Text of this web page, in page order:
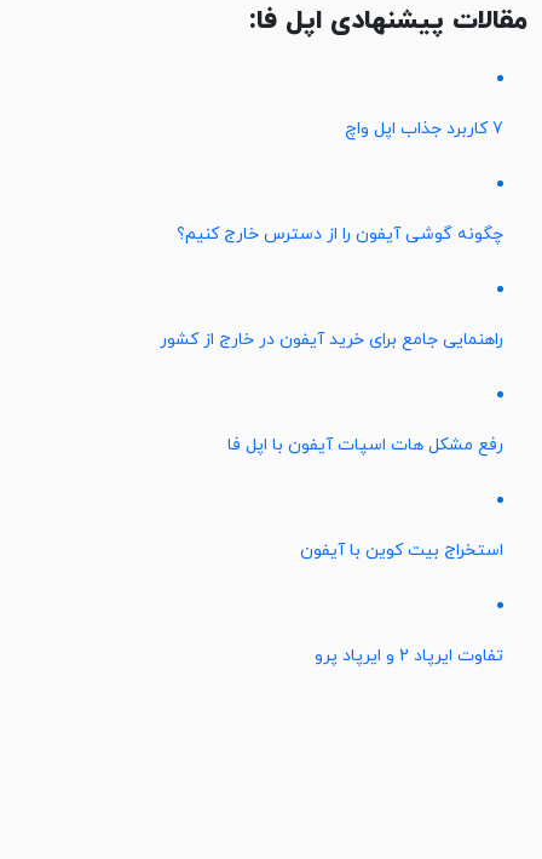
مقالات پیشنهادی اپل فا:
چگونه گوشی آیفون را از دسترس خارج کنیم؟
راهنمایی جامع برای خرید آیفون در خارج از کشور
رفع مشکل هات اسپات آیفون با اپل فا
استخراج بیت کوین با آیفون
تفاوت ایرپاد 2 و ایرپاد پرو